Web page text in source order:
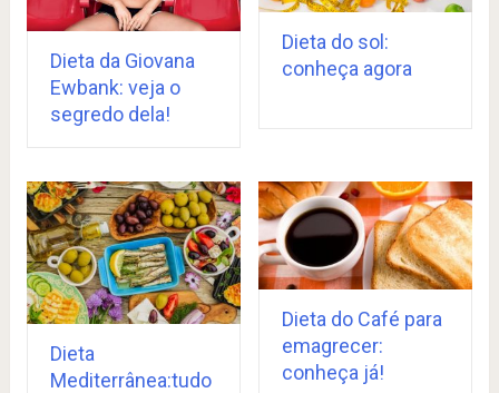
Dieta da Giovana
Ewbank: veja o
segredo dela!
Dieta do sol:
conheça agora
Dieta
Mediterrânea:tudo
Dieta do Café para
emagrecer:
conheça já!